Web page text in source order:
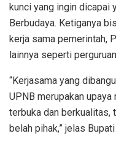
kunci yang ingin dicapai
Berbudaya. Ketiganya
kerja sama pemerintah,
lainnya seperti
“Kerjasama yang
UPNB merupakan
terbuka dan berkualitas,
belah pihak,” jelas